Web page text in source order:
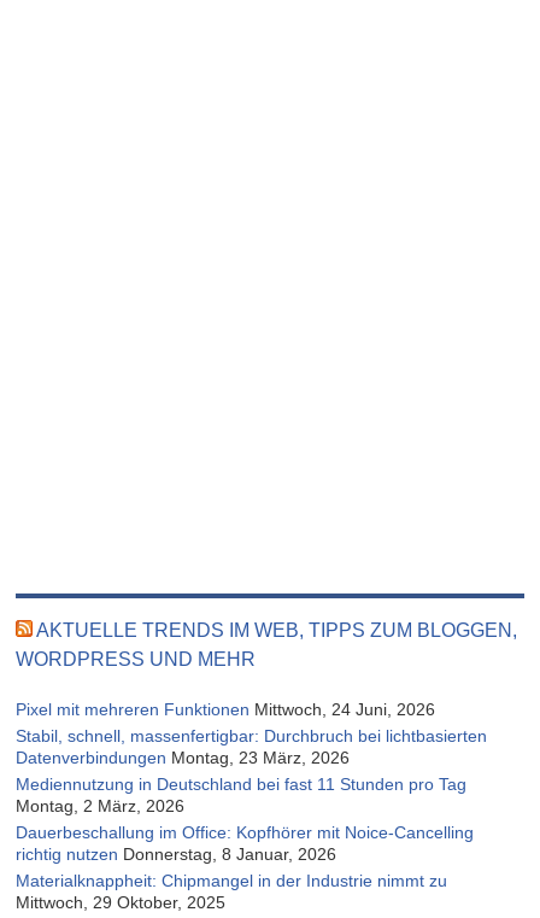
AKTUELLE TRENDS IM WEB, TIPPS ZUM BLOGGEN,
WORDPRESS UND MEHR
Pixel mit mehreren Funktionen Mittwoch, 24 Juni, 2026
Stabil, schnell, massenfertigbar: Durchbruch bei lichtbasierten
Datenverbindungen Montag, 23 März, 2026
Mediennutzung in Deutschland bei fast 11 Stunden pro Tag
Montag, 2 März, 2026
Dauerbeschallung im Office: Kopfhörer mit Noice-Cancelling
richtig nutzen Donnerstag, 8 Januar, 2026
Materialknappheit: Chipmangel in der Industrie nimmt zu
Mittwoch, 29 Oktober, 2025